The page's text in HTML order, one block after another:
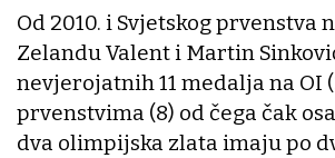
Od 2010. i Svjetskog prvenstva
Zelandu Valent i Martin
nevjerojatnih 11 medalja na OI
prvenstvima (8) od čega čak
dva olimpijska zlata imaju po